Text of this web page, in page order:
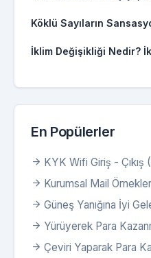
Köklü Sayıların
İklim Değişikliği Nedir?
En Popülerler
KYK Wifi Giriş - Çıkış
Kurumsal Mail
Güneş Yanığına İyi
Yürüyerek Para
Çeviri Yaparak Para